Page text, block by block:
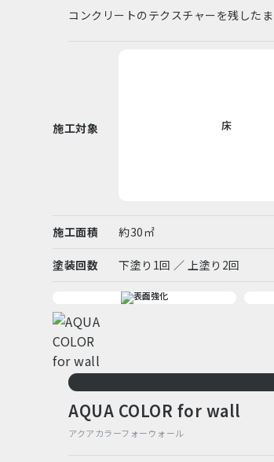
コンクリートのテクスチャーを残した
施工対象 床
施工面積 約30㎡
塗装回数 下塗り1回 ／ 上塗り2回
AQUA COLOR for wall
アクアカラーフォーウォール